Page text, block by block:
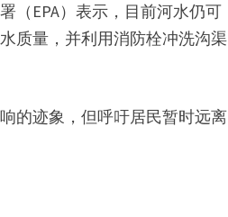
（EPA）表示，目前河水仍可
质量，并利用消防栓冲洗沟渠
的迹象，但呼吁居民暂时远离